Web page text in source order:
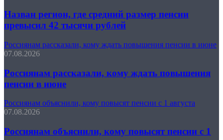
Назван регион, где средний размер пенсии
превысил 42 тысячи рублей
Россиянам рассказали, кому ждать повышения пенсии в июне
07.08.2026
Россиянам рассказали, кому ждать повышения
пенсии в июне
Россиянам объяснили, кому повысят пенсии с 1 августа
07.08.2026
Россиянам объяснили, кому повысят пенсии с 1